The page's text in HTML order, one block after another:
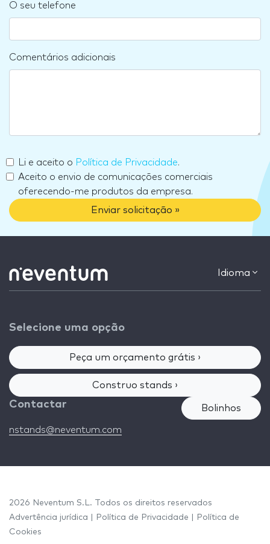
O seu telefone
Comentários adicionais
Li e aceito o Política de Privacidade.
Aceito o envio de comunicações comerciais
oferecendo-me produtos da empresa.
Enviar solicitação »
Idioma
Selecione uma opção
Peça um orçamento grátis ›
Construo stands ›
Contactar
nstands@neventum.com
Bolinhos
2026 Neventum S.L. Todos os direitos reservados
Advertência jurídica
Política de Privacidade
Política de
Cookies